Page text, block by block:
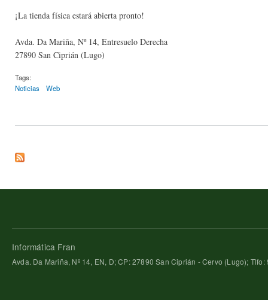
¡La tienda física estará abierta pronto!
Avda. Da Mariña, Nº 14, Entresuelo Derecha
27890 San Ciprián (Lugo)
Tags:
Noticias
Web
Informática Fran
Avda. Da Mariña, Nº 14, EN, D; CP: 27890 San Ciprián - Cervo (Lugo);